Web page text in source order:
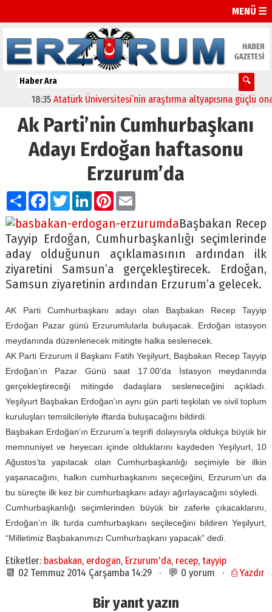
MENÜ ☰
18:35 Atatürk Üniversitesi’nin araştırma altyapısına güçlü onay
Ak Parti’nin Cumhurbaşkanı
Adayı Erdoğan haftasonu
Erzurum’da
PaylaşFacebook
TwitterLinkedIn
Pinterest
Email
Başbakan Recep
Tayyip Erdoğan, Cumhurbaşkanlığı seçimlerinde
aday olduğunun açıklamasının ardından ilk
ziyaretini Samsun’a gerçekleştirecek. Erdoğan,
Samsun ziyaretinin ardından Erzurum’a gelecek.
AK Parti Cumhurbaşkanı adayı olan Başbakan Recep Tayyip
Erdoğan Pazar günü Erzurumlularla buluşacak. Erdoğan istasyon
meydanında düzenlenecek mitingte halka seslenecek.
AK Parti Erzurum il Başkanı Fatih Yeşilyurt, Başbakan Recep Tayyip
Erdoğan’ın Pazar Günü saat 17.00’da İstasyon meydanında
gerçekleştireceği mitingde dadaşlara sesleneceğini açıkladı.
Yeşilyurt Başbakan Erdoğan’ın aynı gün parti teşkilatı ve sivil toplum
kuruluşları temsilcileriyle iftarda buluşacağını bildirdi.
Başbakan Erdoğan’ın Erzurum’a teşrifi dolayısıyla oldukça büyük bir
memnuniyet ve heyecan içinde olduklarını kaydeden Yeşilyurt, 10
Ağustos’ta yapılacak olan Cumhurbaşkanlığı seçimiyle bir ilkin
yaşanacağını, halkın cumhurbaşkanını seçeceğini, Erzurum’un da
bu süreçte ilk kez bir cumhurbaşkanı adayı ağırlayacağını söyledi.
Cumhurbaşkanlığı seçimlerinden büyük bir zaferle çıkacaklarını,
Erdoğan’ın ilk turda cumhurbaşkanı seçileceğini bildiren Yeşilyurt,
“Milletimiz Başbakanımızı Cumhurbaşkanı yapacak” dedi.
Etiketler: basbakan, erdogan, Erzurum'da, recep, tayyip
📆 02 Temmuz 2014 Çarşamba 14:29 · 💬 0 yorum · ⎙ Yazdır
Bir yanıt yazın